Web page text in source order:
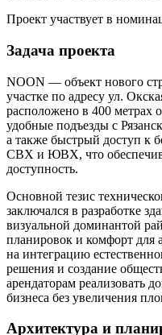
Проект участвует в
Задача проекта
NOON — объект нового
участке по адресу ул.
расположено в 400 метрах
удобные подъезды с
а также быстрый доступ к
СВХ и ЮВХ, что
доступность.
Основной тезис
заключался в разработке
визуальной доминантой
планировок и комфорт для
на интеграцию
решения и создание
арендаторам реализовать
бизнеса без увеличения
Архитектура и